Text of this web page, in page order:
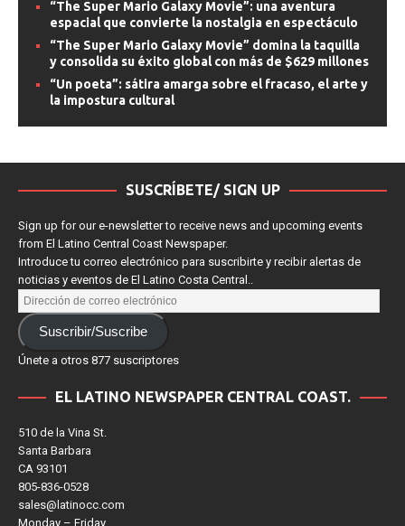
“The Super Mario Galaxy Movie”: una aventura
espacial que convierte la nostalgia en espectáculo
“The Super Mario Galaxy Movie” domina la taquilla
y consolida su éxito global con más de $629 millones
“Un poeta”: sátira amarga sobre el fracaso, el arte y
la impostura cultural
SUSCRÍBETE/ SIGN UP
Sign up for our e-newsletter to receive news and upcoming events
from El Latino Central Coast Newspaper.
Introduce tu correo electrónico para suscribirte y recibir alertas de
noticias y eventos de El Latino Costa Central..
Suscribir/Suscribe
Únete a otros 877 suscriptores
EL LATINO NEWSPAPER CENTRAL COAST.
510 de la Vina St.
Santa Barbara
CA 93101
805-836-0528
sales@latinocc.com